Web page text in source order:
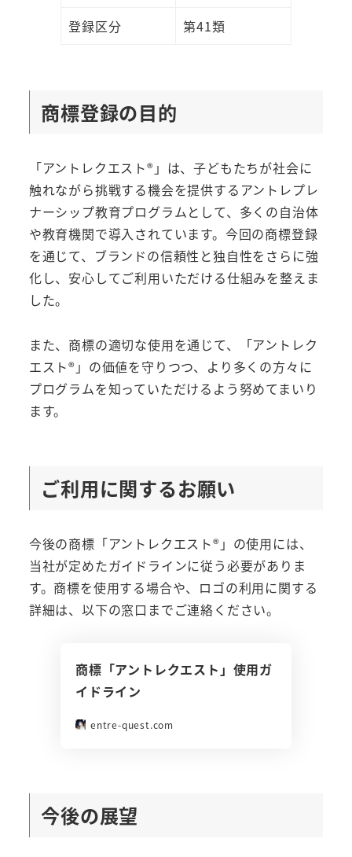
登録区分
第41類
商標登録の目的
「アントレクエスト®」は、子どもたちが社会に
触れながら挑戦する機会を提供するアントレプレ
ナーシップ教育プログラムとして、多くの自治体
や教育機関で導入されています。今回の商標登録
を通じて、ブランドの信頼性と独自性をさらに強
化し、安心してご利用いただける仕組みを整えま
した。
また、商標の適切な使用を通じて、「アントレク
エスト®」の価値を守りつつ、より多くの方々に
プログラムを知っていただけるよう努めてまいり
ます。
ご利用に関するお願い
今後の商標「アントレクエスト®」の使用には、
当社が定めたガイドラインに従う必要がありま
す。商標を使用する場合や、ロゴの利用に関する
詳細は、以下の窓口までご連絡ください。
商標「アントレクエスト」使用ガ
イドライン
entre-quest.com
今後の展望